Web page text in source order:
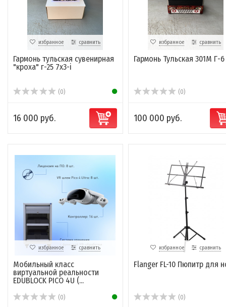
избранное сравнить
Гармонь тульская сувенирная
"кроха" г-25 7х3-i
(0)
16 000 руб.
избранное сравнить
Гармонь Тульская 301М Г-6
(0)
100 000 руб.
избранное сравнить
Мобильный класс
виртуальной реальности
EDUBLOCK PICO 4U (...
(0)
избранное сравнить
Flanger FL-10 Пюпитр для
(0)